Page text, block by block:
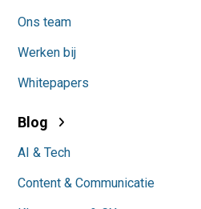
Ons team
Werken bij
Whitepapers
Blog
AI & Tech
Content & Communicatie